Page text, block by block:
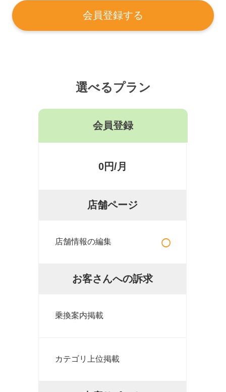
会員登録する
選べるプラン
会員登録
0円/月
店舗ページ
店舗情報の編集 ○
お客さんへの訴求
乗換案内掲載
カテゴリ上位掲載